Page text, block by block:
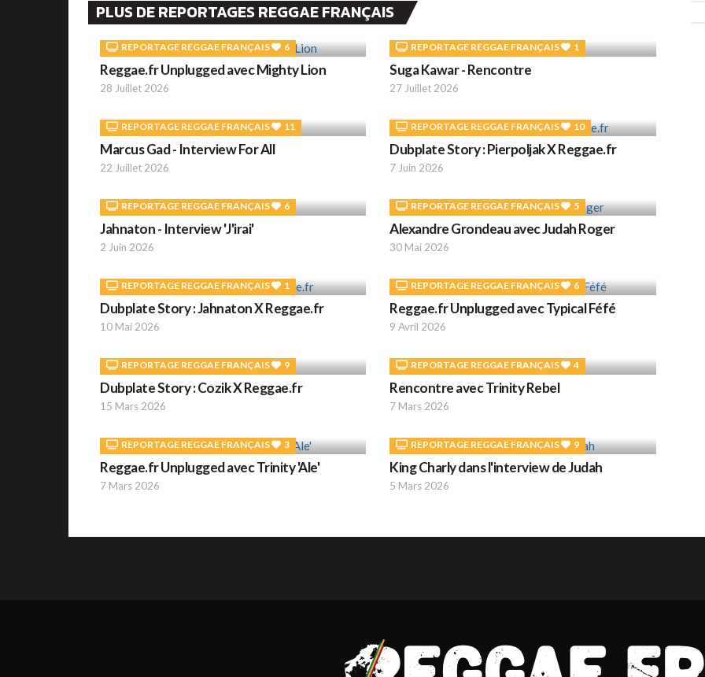
PLUS DE REPORTAGES REGGAE FRANÇAIS
REPORTAGE REGGAE FRANÇAIS 6
Reggae.fr Unplugged avec Mighty Lion
28 Juillet 2026
REPORTAGE REGGAE FRANÇAIS 1
Suga Kawar - Rencontre
27 Juillet 2026
REPORTAGE REGGAE FRANÇAIS 11
Marcus Gad - Interview For All
22 Juillet 2026
REPORTAGE REGGAE FRANÇAIS 10
Dubplate Story : Pierpoljak X Reggae.fr
7 Juin 2026
REPORTAGE REGGAE FRANÇAIS 6
Jahnaton - Interview 'J'irai'
2 Juin 2026
REPORTAGE REGGAE FRANÇAIS 5
Alexandre Grondeau avec Judah Roger
30 Mai 2026
REPORTAGE REGGAE FRANÇAIS 1
Dubplate Story : Jahnaton X Reggae.fr
10 Mai 2026
REPORTAGE REGGAE FRANÇAIS 6
Reggae.fr Unplugged avec Typical Féfé
9 Avril 2026
REPORTAGE REGGAE FRANÇAIS 9
Dubplate Story : Cozik X Reggae.fr
15 Mars 2026
REPORTAGE REGGAE FRANÇAIS 4
Rencontre avec Trinity Rebel
7 Mars 2026
REPORTAGE REGGAE FRANÇAIS 3
Reggae.fr Unplugged avec Trinity 'Ale'
7 Mars 2026
REPORTAGE REGGAE FRANÇAIS 9
King Charly dans l'interview de Judah
5 Mars 2026